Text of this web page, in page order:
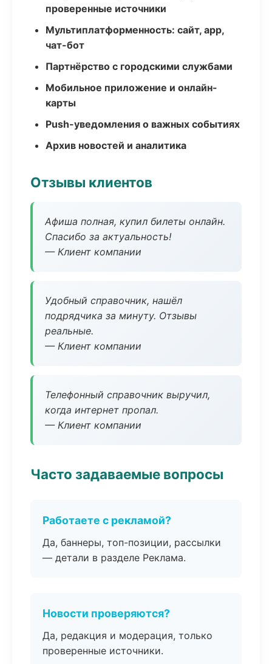
проверенные источники
Мультиплатформенность: сайт, app,
чат-бот
Партнёрство с городскими службами
Мобильное приложение и онлайн-
карты
Push-уведомления о важных событиях
Архив новостей и аналитика
Отзывы клиентов
Афиша полная, купил билеты онлайн.
Спасибо за актуальность!
— Клиент компании
Удобный справочник, нашёл
подрядчика за минуту. Отзывы
реальные.
— Клиент компании
Телефонный справочник выручил,
когда интернет пропал.
— Клиент компании
Часто задаваемые вопросы
Работаете с рекламой?
Да, баннеры, топ-позиции, рассылки
— детали в разделе Реклама.
Новости проверяются?
Да, редакция и модерация, только
проверенные источники.